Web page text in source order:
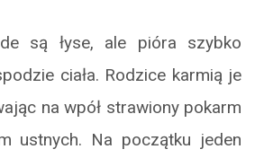
są łyse, ale pióra szybko
ciała. Rodzice karmią je
na wpół strawiony pokarm
ustnych. Na początku jeden